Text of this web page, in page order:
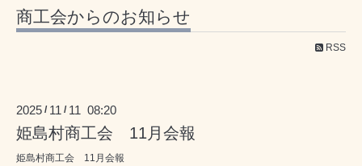
商工会からのお知らせ
RSS
2025 / 11 / 11 08:20
姫島村商工会 11月会報
姫島村商工会 11月会報